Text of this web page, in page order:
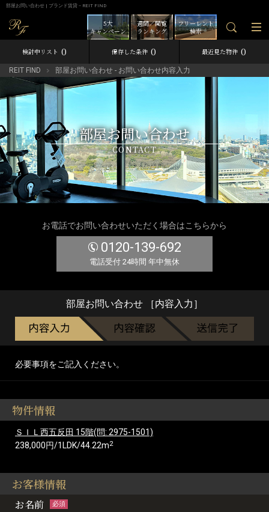
部屋お問い合わせ | ブランド賃貸－REIT FIND
フリーレント
検索
週間／閲覧
ランキング
5大
キャンペーン
検討中リスト 0 保存した条件 0 最近見た物件 0
REIT FIND 部屋お問い合わせ - お問い合わせ内容入力
部屋お問い合わせ
CONTACT
お電話でお問い合わせいただく場合はこちらから
0120-139-692
電話受付 24時間 年中無休
部屋お問い合わせ ［内容入力］
必要事項をご記入ください。
物件情報
ＳＩＬ西五反田 15階(問: 2975-1501)
238,000円/1LDK/44.22m2
お客様情報
お名前 必須